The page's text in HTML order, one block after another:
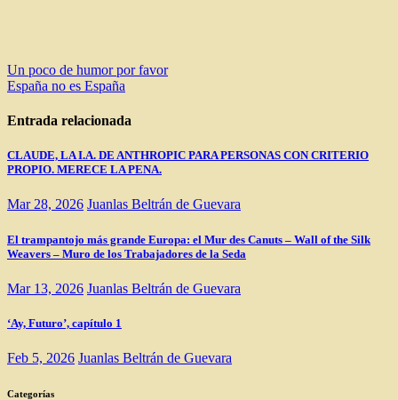
Navegación
de
entradas
Un poco de humor por favor
España no es España
Entrada relacionada
CLAUDE, LA I.A. DE ANTHROPIC PARA PERSONAS CON CRITERIO
PROPIO. MERECE LA PENA.
Mar 28, 2026 Juanlas Beltrán de Guevara
El trampantojo más grande Europa: el Mur des Canuts – Wall of the Silk
Weavers – Muro de los Trabajadores de la Seda
Mar 13, 2026 Juanlas Beltrán de Guevara
‘Ay, Futuro’, capítulo 1
Feb 5, 2026 Juanlas Beltrán de Guevara
Categorías